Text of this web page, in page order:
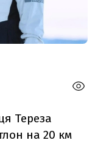
Тереза
на 20 км